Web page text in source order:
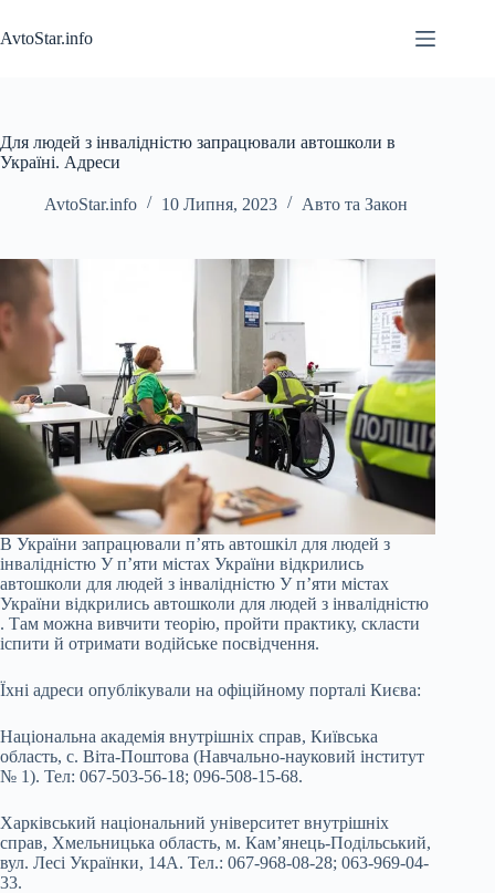
до
вмісту
AvtoStar.info
Для людей з інвалідністю запрацювали автошколи в
Україні. Адреси
AvtoStar.info 10 Липня, 2023 Авто та Закон
В України запрацювали пʼять автошкіл для людей з
інвалідністю У пʼяти містах України відкрились
автошколи для людей з інвалідністю У пʼяти містах
України відкрились автошколи для людей з інвалідністю
. Там можна вивчити теорію, пройти практику, скласти
іспити й отримати водійське посвідчення.
Їхні адреси опублікували на офіційному порталі Києва:
Національна академія внутрішніх справ, Київська
область, с. Віта-Поштова (Навчально-науковий інститут
№ 1). Тел: 067-503-56-18; 096-508-15-68.
Харківський національний університет внутрішніх
справ, Хмельницька область, м. Камʼянець-Подільський,
вул. Лесі Українки, 14А. Тел.: 067-968-08-28; 063-969-04-
33.